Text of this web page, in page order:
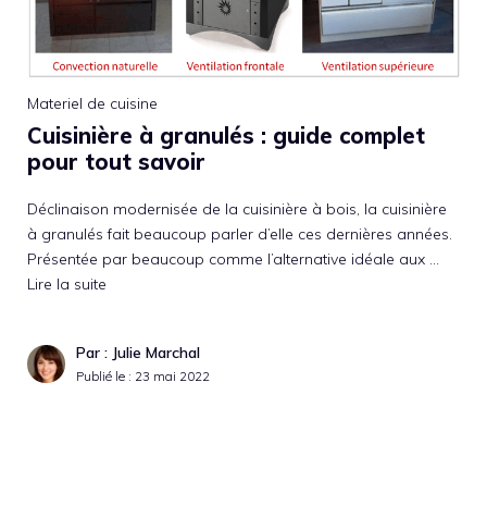
Materiel de cuisine
Cuisinière à granulés : guide complet
pour tout savoir
Déclinaison modernisée de la cuisinière à bois, la cuisinière
à granulés fait beaucoup parler d’elle ces dernières années.
Présentée par beaucoup comme l’alternative idéale aux …
Lire la suite
Par : Julie Marchal
Publié le : 23 mai 2022